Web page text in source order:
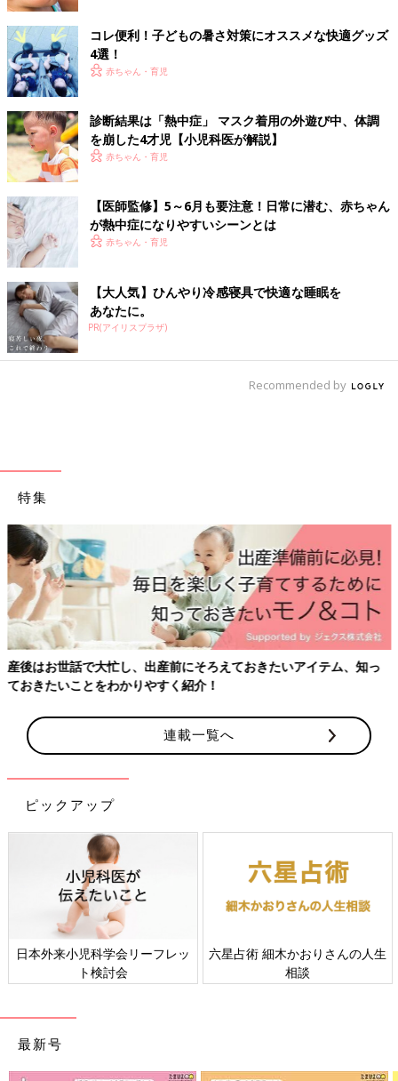
「暑い中、自転車に子どもを乗せて移動したら、私の方が途中で
具合が悪くなった」
連日の猛暑。まだまだ続きそうです。
移動は暑さを避けて車で移動するなど、ベビーカーでの不要不急
の外出は控えた方がよさそうですね。
（文・井上裕紀子）
ーつけっぱなしってＯＫ？
暑い日が続いていますが、赤ちゃんにエアコン
の冷房を使っていいのか、使うにしてもどの程
い室内で汗をかきかき扇風機で過ごしてない？
それでは赤ちゃんに熱中症の危険が！
コレ便利！子どもの暑さ対策にオススメな快適グッズ
4選！
赤ちゃん・育児
診断結果は「熱中症」 マスク着用の外遊び中、体調
を崩した4才児【小児科医が解説】
赤ちゃん・育児
【医師監修】5～6月も要注意！日常に潜む、赤ちゃん
が熱中症になりやすいシーンとは
赤ちゃん・育児
【大人気】ひんやり冷感寝具で快適な睡眠を
あなたに。
PR(アイリスプラザ)
Recommended by
特集
産後はお世話で大忙し、出産前にそろえておきたいアイテム、知っ
ておきたいことをわかりやすく紹介！
連載一覧へ
ピックアップ
日本外来小児科学会リーフレッ
ト検討会
六星占術 細木かおりさんの人生
相談
最新号